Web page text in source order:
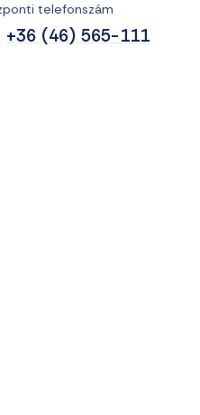
telefonszám
+36 (46) 565-111